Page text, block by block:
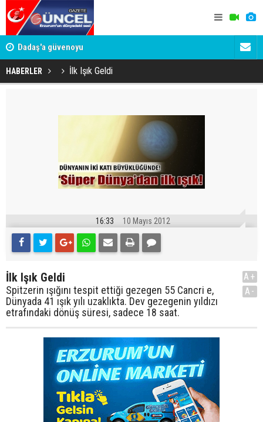
Dadaş'a güvenoyu Murat
HABERLER İlk Işık Geldi
16:33 10 Mayıs 2012
İlk Işık Geldi
Spitzerin ışığını tespit ettiği gezegen 55 Cancri e,
Dünyada 41 ışık yılı uzaklıkta. Dev gezegenin yıldızı
etrafındaki dönüş süresi, sadece 18 saat.
A+
A-